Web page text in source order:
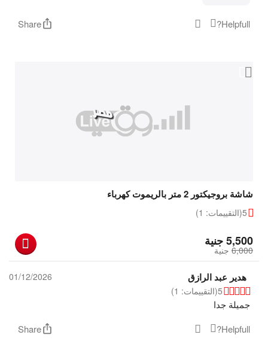
Helpfull?
Share
شاشة بروجيكتور 2 متر بالريموت كهرباء
5(التقييمات: 1)
جنية5,500
جنية 6,000
هدير عبد الرازق
01/12/2026
5(التقييمات: 1)
جميلة جدا
Helpfull?
Share